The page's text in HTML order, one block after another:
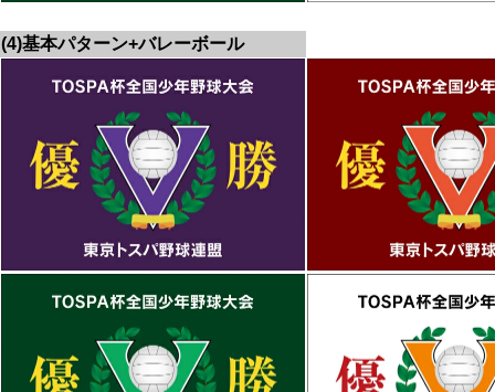
(4)基本パターン+バレーボール